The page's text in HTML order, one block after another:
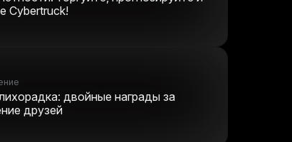
Cybertruck!
двойные награды за
друзей